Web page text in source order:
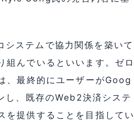
ステムで協力関係を築いて
組んでいるといいます。ゼロ
、最終的にユーザーがGoog
し、既存のWeb2決済システ
を提供することを目指してい